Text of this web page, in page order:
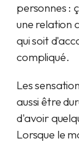
personnes :
une relation
qui soit
compliqué.
Les
aussi être
d'avoir
Lorsque le